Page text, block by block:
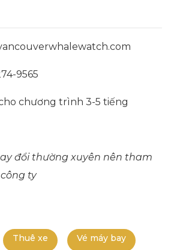
9565
cho chương trình 3-5 tiếng
đổi thường xuyên nên tham
ty
Thuê xe Vé máy bay